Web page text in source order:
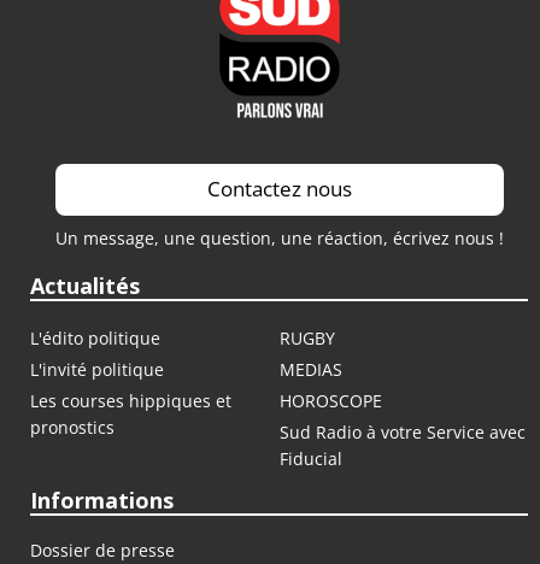
Contactez nous
Un message, une question, une réaction, écrivez nous !
Actualités
L'édito politique
RUGBY
L'invité politique
MEDIAS
Les courses hippiques et
pronostics
HOROSCOPE
Sud Radio à votre Service avec
Fiducial
Informations
Dossier de presse